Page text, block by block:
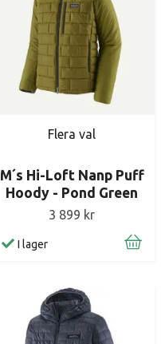
Flera val
M´s Hi-Loft Nanp Puff
Hoody - Pond Green
3 899 kr
I lager